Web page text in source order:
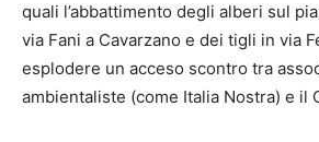
quali l’abbattimento degli alberi sul
via Fani a Cavarzano e dei tigli in via
esplodere un acceso scontro tra
ambientaliste (come Italia Nostra) e il